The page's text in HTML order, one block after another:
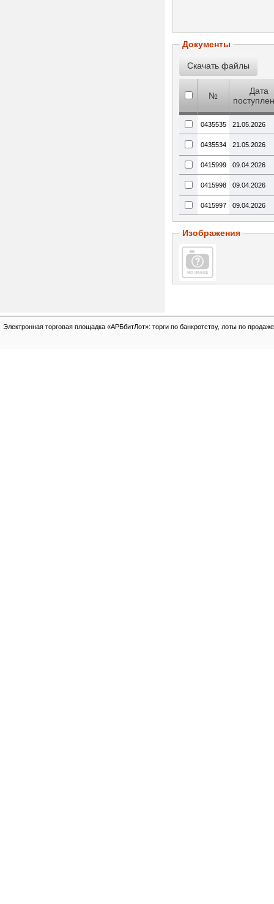
Документы
№
Дата
0435535 21.05.2026
0435534 21.05.2026
0415999 09.04.2026
0415998 09.04.2026
0415997 09.04.2026
Изображения
Электронная торговая площадка «АРБбитЛот»: торги по банкротству, лоты по